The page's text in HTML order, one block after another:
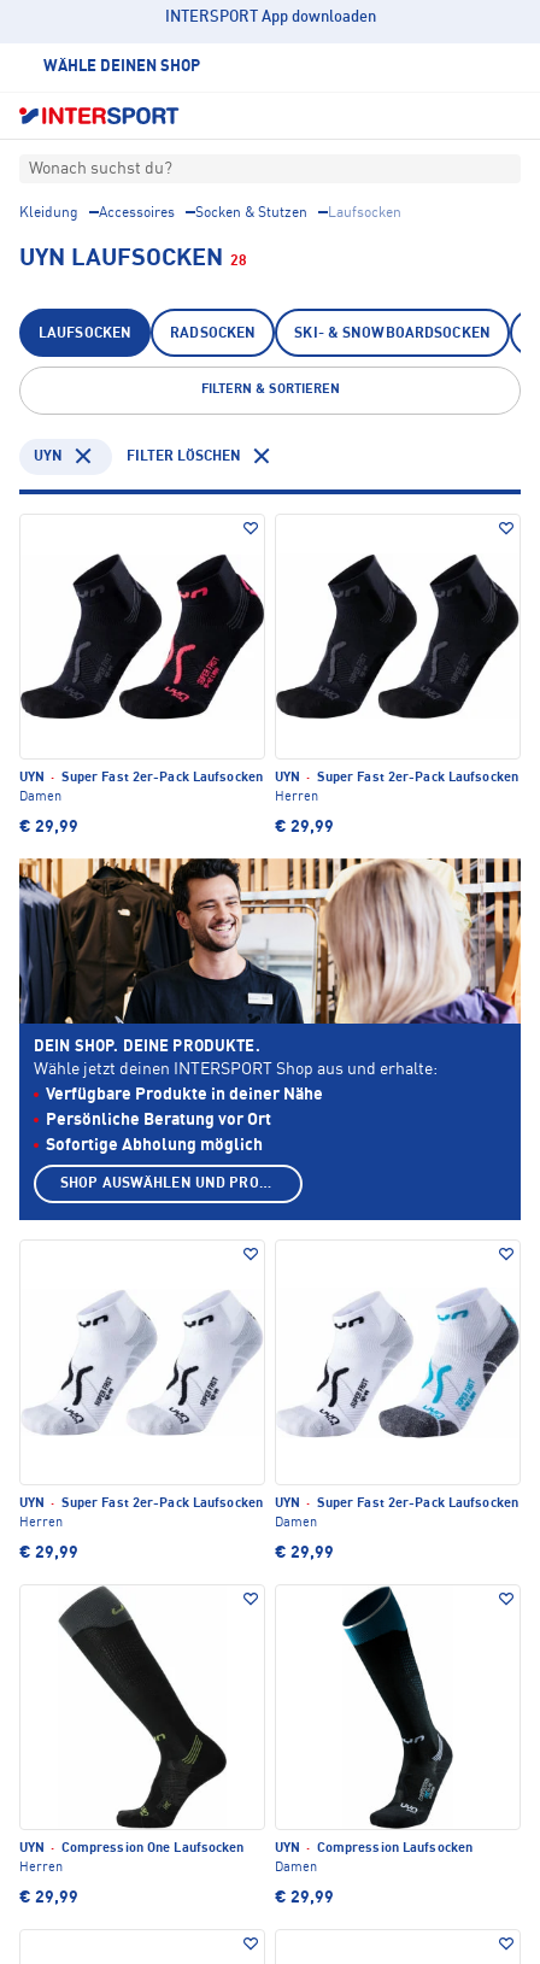
INTERSPORT App downloaden
WÄHLE DEINEN SHOP
Wonach suchst du?
Kleidung Accessoires Socken & Stutzen Laufsocken
UYN LAUFSOCKEN 28
LAUFSOCKEN RADSOCKEN SKI- & SNOWBOARDSOCKEN
FILTERN & SORTIEREN
UYN FILTER LÖSCHEN
UYN · Super Fast 2er-Pack Laufsocken
Damen
€ 29,99
UYN · Super Fast 2er-Pack Laufsocken
Herren
€ 29,99
UYN · Super Fast 2er-Pack Laufsocken
Herren
€ 29,99
UYN · Super Fast 2er-Pack Laufsocken
Damen
€ 29,99
UYN · Compression One Laufsocken
Herren
€ 29,99
UYN · Compression Laufsocken
Damen
€ 29,99
DEIN SHOP. DEINE PRODUKTE.
Wähle jetzt deinen INTERSPORT Shop aus und erhalte:
Verfügbare Produkte in deiner Nähe
Persönliche Beratung vor Ort
Sofortige Abholung möglich
SHOP AUSWÄHLEN UND PRODUKTE ANZEIGEN